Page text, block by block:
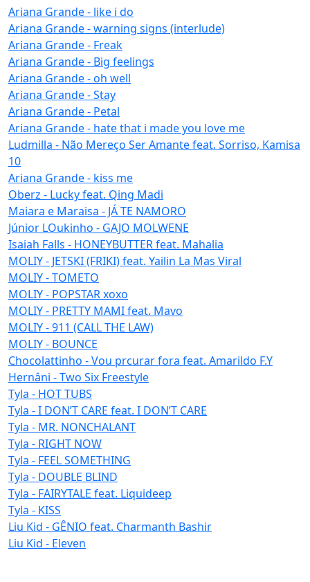
Ariana Grande - like i do
Ariana Grande - warning signs (interlude)
Ariana Grande - Freak
Ariana Grande - Big feelings
Ariana Grande - oh well
Ariana Grande - Stay
Ariana Grande - Petal
Ariana Grande - hate that i made you love me
Ludmilla - Não Mereço Ser Amante feat. Sorriso, Kamisa
10
Ariana Grande - kiss me
Oberz - Lucky feat. Qing Madi
Maiara e Maraisa - JÁ TE NAMORO
Júnior LOukinho - GAJO MOLWENE
Isaiah Falls - HONEYBUTTER feat. Mahalia
MOLIY - JETSKI (FRIKI) feat. Yailin La Mas Viral
MOLIY - TOMETO
MOLIY - POPSTAR xoxo
MOLIY - PRETTY MAMI feat. Mavo
MOLIY - 911 (CALL THE LAW)
MOLIY - BOUNCE
Chocolattinho - Vou prcurar fora feat. Amarildo F.Y
Hernâni - Two Six Freestyle
Tyla - HOT TUBS
Tyla - I DON’T CARE feat. I DON’T CARE
Tyla - MR. NONCHALANT
Tyla - RIGHT NOW
Tyla - FEEL SOMETHING
Tyla - DOUBLE BLIND
Tyla - FAIRYTALE feat. Liquideep
Tyla - KISS
Liu Kid - GÊNIO feat. Charmanth Bashir
Liu Kid - Eleven